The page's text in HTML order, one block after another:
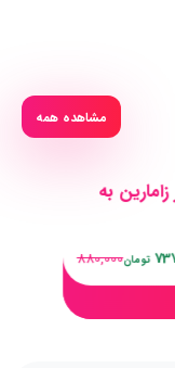
مشاهده همه
به
تومان880,000